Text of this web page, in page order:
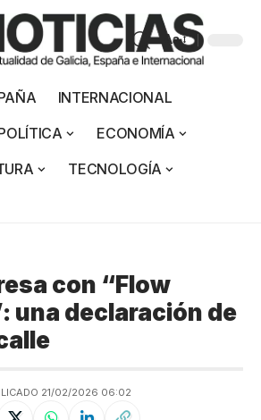
Aa
INTERNACIONAL
ECONOMÍA
TECNOLOGÍA
con “Flow
una declaración de
21/02/2026 06:02